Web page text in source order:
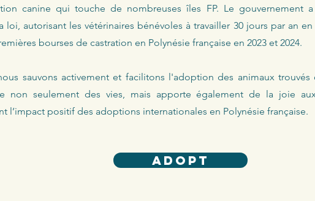
canine qui touche de nombreuses îles FP. Le gouvernement
loi, autorisant les vétérinaires bénévoles à travailler 30 jours par an en
bourses de castration en Polynésie française en 2023 et 2024.
sauvons activement et facilitons l'adoption des animaux trouvés
non seulement des vies, mais apporte également de la joie
l’impact positif des adoptions internationales en Polynésie française.
ADOPT